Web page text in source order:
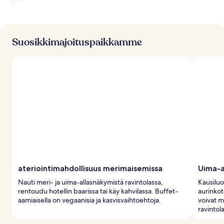
Suosikkimajoituspaikkamme
ateriointimahdollisuus merimaisemissa
Nauti meri- ja uima-allasnäkymistä ravintolassa,
rentoudu hotellin baarissa tai käy kahvilassa. Buffet-
aamiaisella on vegaanisia ja kasvisvaihtoehtoja.
Uima-
voivat